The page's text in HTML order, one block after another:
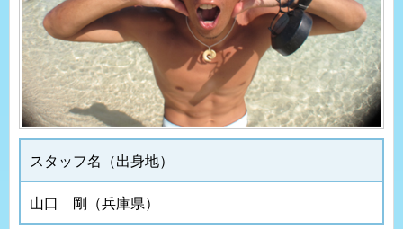
スタッフ名（出身地）
山口 剛（兵庫県）